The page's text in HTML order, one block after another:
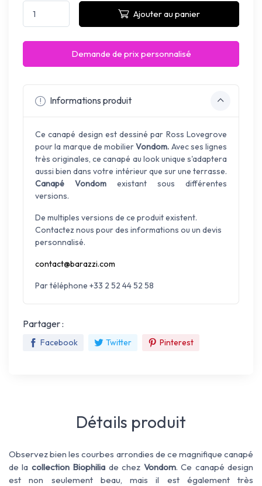
Ajouter au panier
Demande de prix personnalisé
Informations produit
Ce canapé design est dessiné par Ross Lovegrove
pour la marque de mobilierVondom. Avec ses lignes
très originales, ce canapé au look unique s'adaptera
aussi bien dans votre intérieur que sur une terrasse.
Canapé Vondom existant sous différentes
versions.
De multiples versions de ce produit existent.
Contactez nous pour des informations ou un devis
personnalisé.
contact@barazzi.com
Par téléphone +33 2 52 44 52 58
Partager :
Facebook Twitter Pinterest
Détails produit
Observez bien les courbes arrondies de ce magnifique canapé
de la collection Biophilia de chez Vondom. Ce canapé design
est non seulement beau, mais il est également très